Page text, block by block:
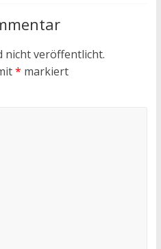
nicht veröffentlicht.
* markiert